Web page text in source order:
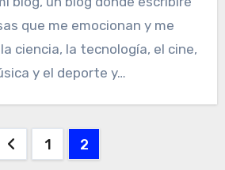
que me emocionan y me
ciencia, la tecnología, el cine,
y el deporte y…
1 2